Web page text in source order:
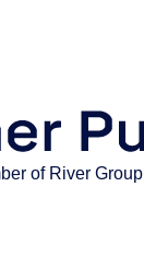
of River Group